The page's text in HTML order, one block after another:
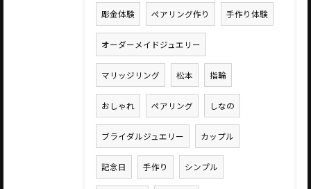
彫金体験 ペアリング作り 手作り体験
オーダーメイドジュエリー
マリッジリング 松本 指輪
おしゃれ ペアリング しなの
ブライダルジュエリー カップル
記念日 手作り シンプル